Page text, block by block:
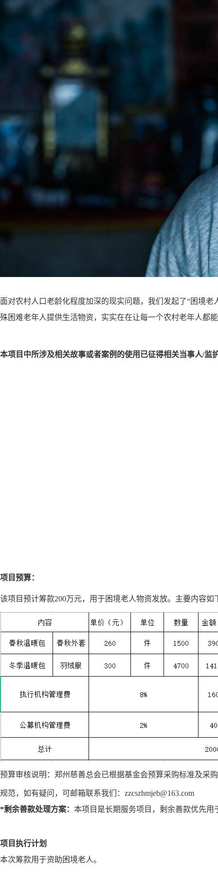
面对农村人口老龄化程度加深的现实问题， 我们发起了“困境老
殊困难老年人提供生活物资，实实在在让每一个农村老年人都
本项目中所涉及相关故事或者案例的使用已征得相关当事人/监
项目预算：
该项目预计筹款200万元，用于困境老人物资发放。主要内容如
预算审核说明： 郑州慈善总会已根据基金会预算采购标准及采
规范，如有疑问，可邮箱联系我们 ： zzcszhmjeb@163.com
*剩余善款处理方案： 本项目是长期服务项目，剩余善款优先用
项目执行计划
本次筹款用于资助困境老人。